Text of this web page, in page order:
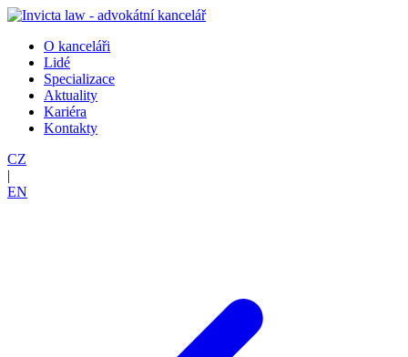
O kanceláři
Lidé
Specializace
Aktuality
Kariéra
Kontakty
CZ
|
EN